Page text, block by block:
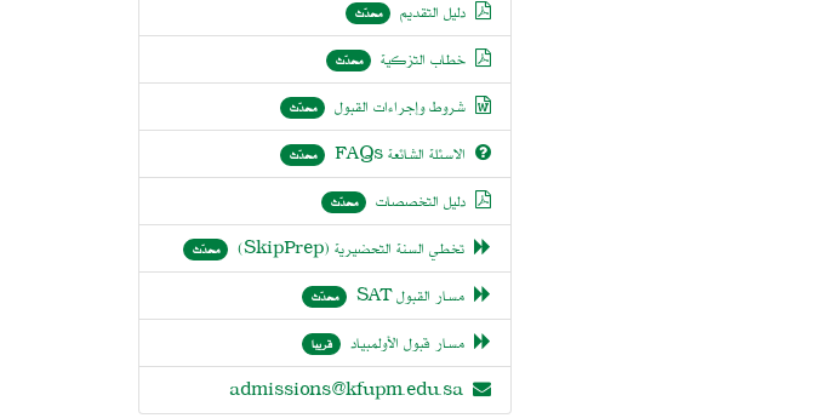
دليل التقديم محدّث
خطاب التزكية محدّث
شروط وإجراءات القبول محدّث
اﻻسئلة الشائعة FAQs محدّث
دليل التخصصات محدّث
تخطي السنة التحضيرية (SkipPrep) محدّث
مسار القبول SAT محدّث
مسار قبول الأولمبياد قريبا
admissions@kfupm.edu.sa